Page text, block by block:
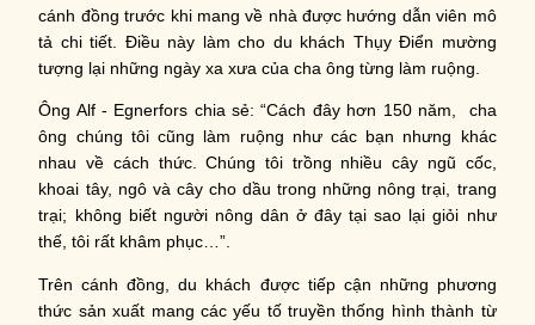
cánh đồng trước khi mang về nhà được hướng dẫn viên mô
tả chi tiết. Điều này làm cho du khách Thụy Điển mường
tượng lại những ngày xa xưa của cha ông từng làm ruộng.
Ông Alf - Egnerfors chia sẻ: “Cách đây hơn 150 năm, cha
ông chúng tôi cũng làm ruộng như các bạn nhưng khác
nhau về cách thức. Chúng tôi trồng nhiều cây ngũ cốc,
khoai tây, ngô và cây cho dầu trong những nông trại, trang
trại; không biết người nông dân ở đây tại sao lại giỏi như
thế, tôi rất khâm phục…”.
Trên cánh đồng, du khách được tiếp cận những phương
thức sản xuất mang các yếu tố truyền thống hình thành từ